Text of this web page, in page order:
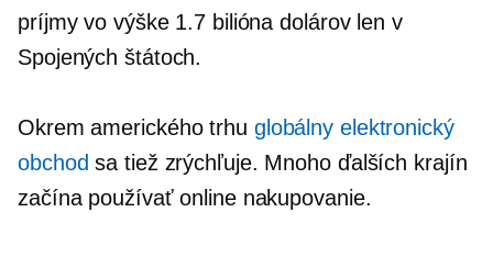
príjmy vo výške 1.7 bilióna dolárov len v
Spojených štátoch.
Okrem amerického trhu globálny elektronický
obchod sa tiež zrýchľuje. Mnoho ďalších krajín
začína používať online nakupovanie.